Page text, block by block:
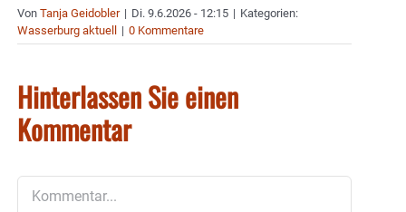
Von Tanja Geidobler | Di. 9.6.2026 - 12:15 | Kategorien:
Wasserburg aktuell
| 0 Kommentare
Hinterlassen Sie einen
Kommentar